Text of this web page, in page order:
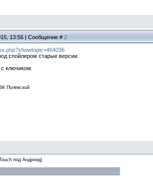
13:56 | Сообщение # 2
спойлером старые версии.
ключиком.
Полевской
под Андроид)